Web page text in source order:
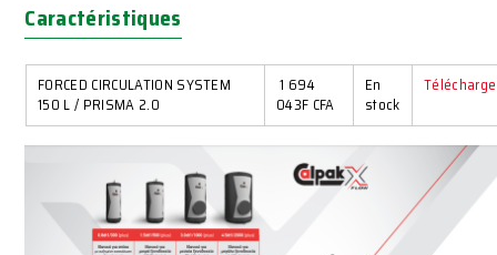
Caractéristiques
FORCED CIRCULATION SYSTEM
150 L / PRISMA 2.0
1 694
043F CFA
En
stock